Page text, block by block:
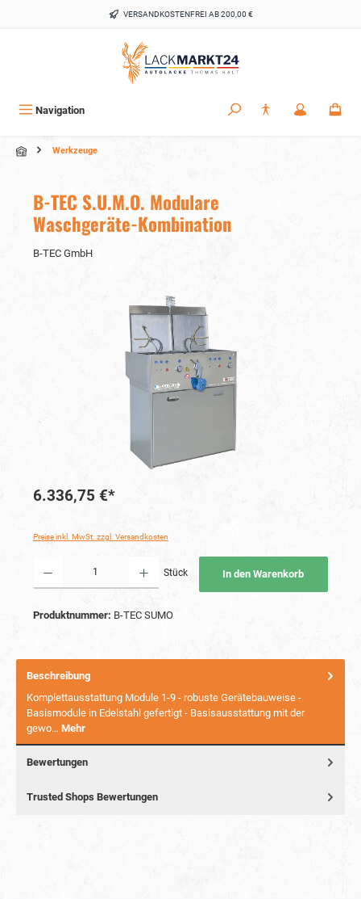
VERSANDKOSTENFREI AB 200,00 €
Navigation
Werkzeuge
B-TEC S.U.M.O. Modulare
Waschgeräte-Kombination
B-TEC GmbH
6.336,75 €*
Preise inkl. MwSt. zzgl. Versandkosten
Stück In den Warenkorb
Produktnummer: B-TEC SUMO
Beschreibung
Komplettausstattung Module 1-9 - robuste Gerätebauweise -
Basismodule in Edelstahl gefertigt - Basisausstattung mit der
gewo… Mehr
Bewertungen
Trusted Shops Bewertungen